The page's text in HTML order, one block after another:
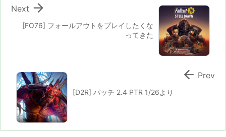
[FO76] フォールアウトをプレイしたくな
ってきた

Next
[D2R] パッチ 2.4 PTR 1/26より
 Prev